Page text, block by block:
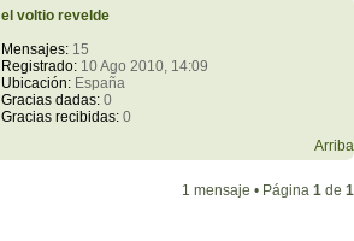
el voltio revelde
Mensajes:15
Registrado:10 Ago 2010, 14:09
Ubicación:España
Gracias dadas:0
Gracias recibidas:0
Arriba
1 mensaje • Página 1 de 1